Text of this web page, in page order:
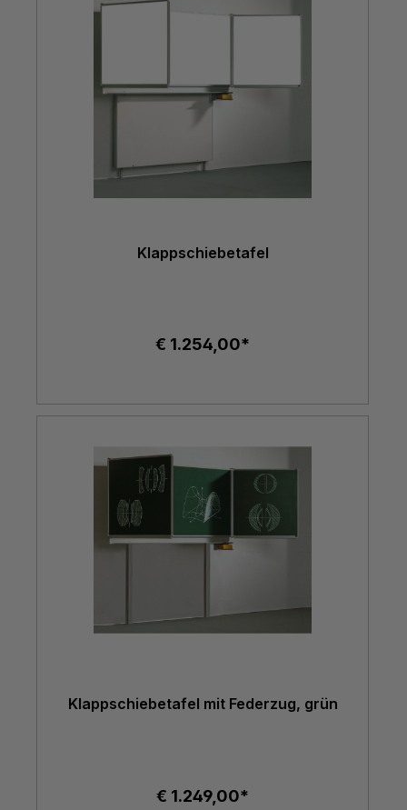
Klappschiebetafel
€ 1.254,00*
Klappschiebetafel mit Federzug, grün
€ 1.249,00*